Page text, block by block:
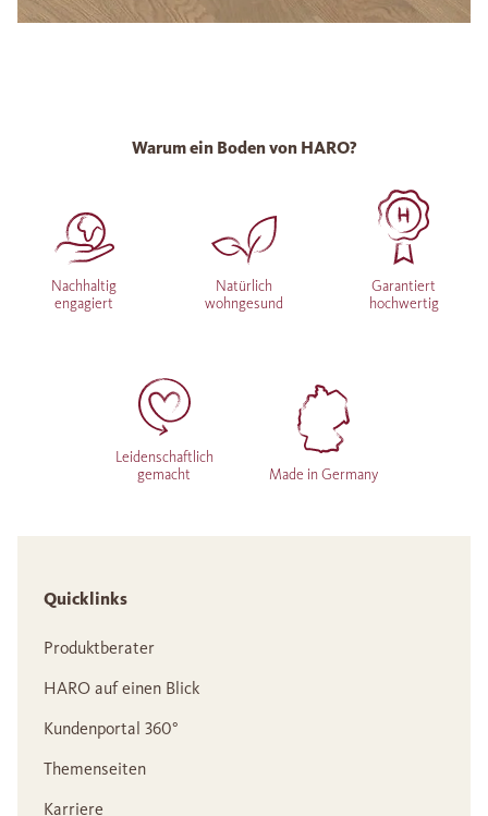
Warum ein Boden von HARO?
Nachhaltig
engagiert
Natürlich
wohngesund
Garantiert
hochwertig
Leidenschaftlich
gemacht
Made in Germany
Quicklinks
Produktberater
HARO auf einen Blick
Kundenportal 360°
Themenseiten
Karriere